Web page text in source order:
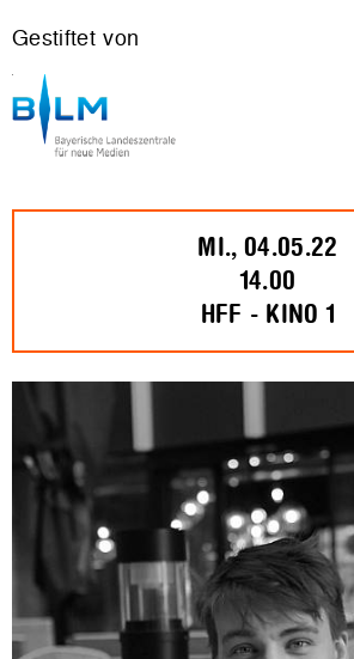
Gestiftet von
MI., 04.05.22
14.00
HFF - KINO 1